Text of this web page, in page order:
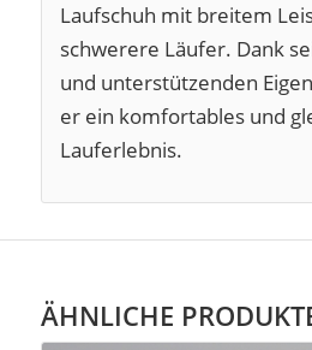
Laufschuh mit breitem
schwerere Läufer. Dank
und unterstützenden
er ein komfortables und
Lauferlebnis.
ÄHNLICHE